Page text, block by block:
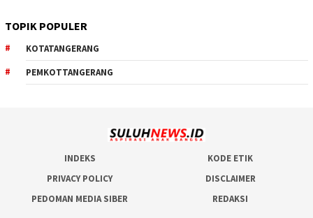
TOPIK POPULER
KOTATANGERANG
PEMKOTTANGERANG
INDEKS
KODE ETIK
PRIVACY POLICY
DISCLAIMER
PEDOMAN MEDIA SIBER
REDAKSI